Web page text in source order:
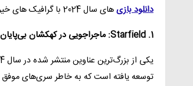
دانلود بازیهای سال 2024 با گرافیک های خیره کننده یکی از اهداف این مقاله میباشد.
1. Starfield: ماجراجویی در کهکشان بی‌پایان
یکی از بزرگ‌ترین عناوین منتشر شده در سال 2024،
توسعه یافته است که به خاطر سری‌های موفق